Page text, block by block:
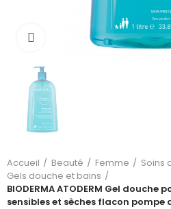
Cliquez pour agrandir
Accueil Beauté Femme
Soins
Gels douche et bains
BIODERMA ATODERM Gel douche
sensibles et sèches flacon pompe